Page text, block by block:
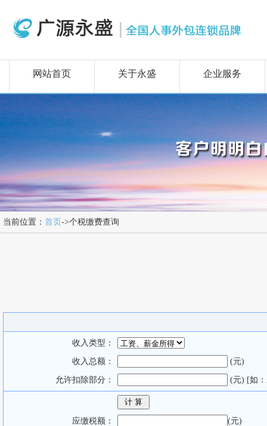
网站首页 关于永盛 企业服务
当前位置： 首页 ->个税缴费查询
收入类型：
收入总额： (元)
允许扣除部分： (元) [如
应缴税额： (元)